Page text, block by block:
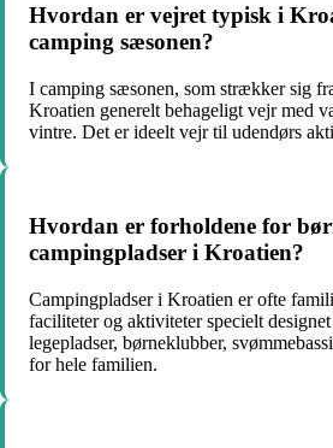
Hvordan er vejret typisk i
camping sæsonen?
I camping sæsonen, som strækker sig
Kroatien generelt behageligt vejr med
vintre. Det er ideelt vejr til udendørs
Hvordan er forholdene for
campingpladser i Kroatien?
Campingpladser i Kroatien er ofte
faciliteter og aktiviteter specielt
legepladser, børneklubber,
for hele familien.